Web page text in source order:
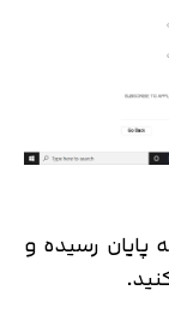
پایان رسیده و